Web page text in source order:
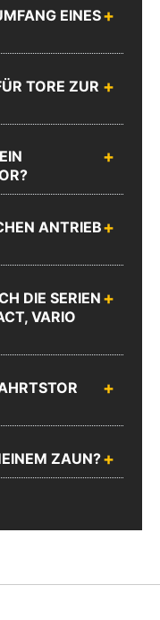
Schreiben Sie uns
EINES
TORE ZUR
ANTRIEB
DIE SERIEN
VARIO
ZAUN?